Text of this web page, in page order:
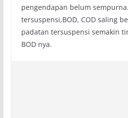
pengendapan belum
tersuspensi,BOD, COD saling
padatan tersuspensi semakin
BOD nya.